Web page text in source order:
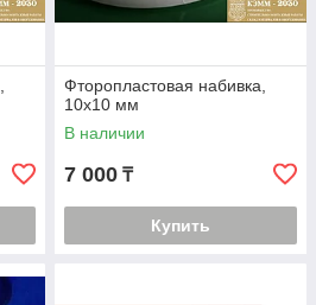
Фторопластовая набивка,
10х10 мм
В наличии
7 000 ₸
Купить